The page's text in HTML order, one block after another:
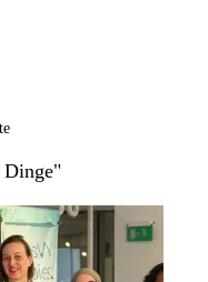
Dinge"